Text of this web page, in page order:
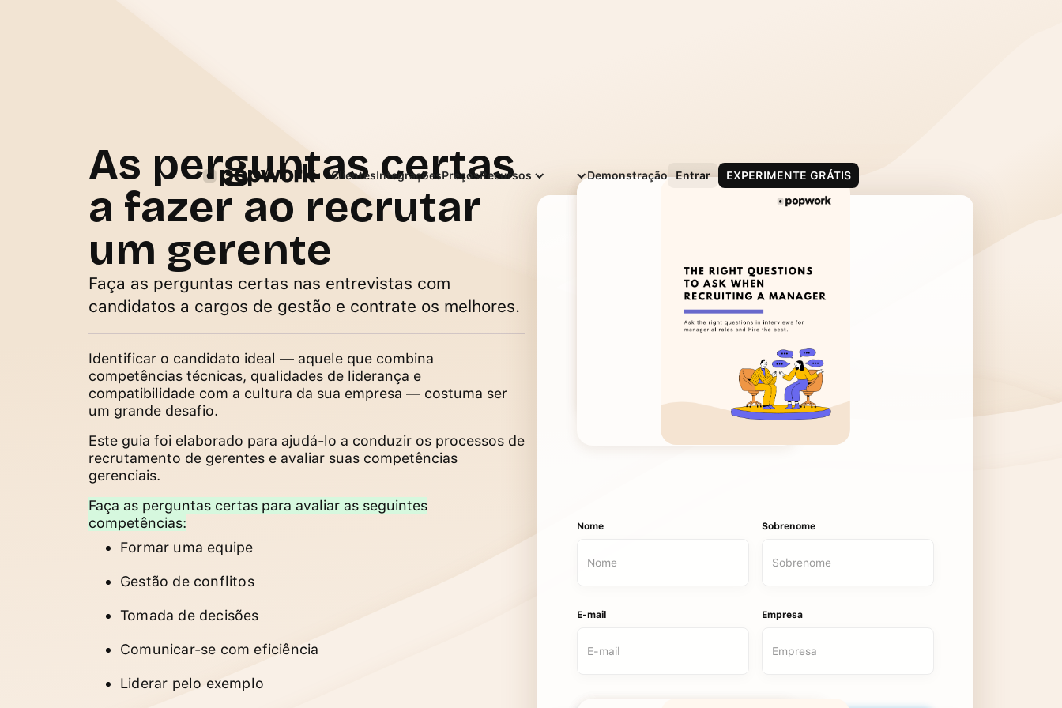
Clientes Integrações Preços Recursos Português
Demonstração Entrar EXPERIMENTE GRÁTIS
As perguntas certas
a fazer ao recrutar
um gerente
Faça as perguntas certas nas entrevistas com
candidatos a cargos de gestão e contrate os melhores.
Identificar o candidato ideal — aquele que combina
competências técnicas, qualidades de liderança e
compatibilidade com a cultura da sua empresa — costuma ser
um grande desafio.
Este guia foi elaborado para ajudá-lo a conduzir os processos de
recrutamento de gerentes e avaliar suas competências
gerenciais.
Faça as perguntas certas para avaliar as seguintes
competências:
Formar uma equipe
Gestão de conflitos
Tomada de decisões
Comunicar-se com eficiência
Liderar pelo exemplo
Nome Sobrenome
E-mail Empresa